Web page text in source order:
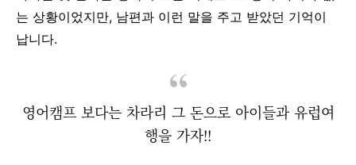
는 상황이었지만, 남편과 이런 말을 주고 받았던 기억이
납니다.
영어캠프 보다는 차라리 그 돈으로 아이들과 유럽여
행을 가자!!